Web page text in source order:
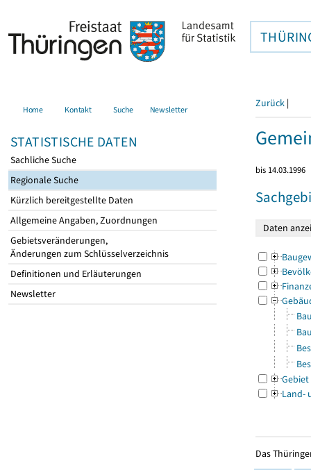
Home Kontakt Suche Newsletter
STATISTISCHE DATEN
Sachliche Suche
Regionale Suche
Kürzlich bereitgestellte Daten
Allgemeine Angaben, Zuordnungen
Gebietsveränderungen,
Änderungen zum Schlüsselverzeichnis
Definitionen und Erläuterungen
Newsletter
Zurück |
bis 14.03.1996
Gebiet
Land-
Das